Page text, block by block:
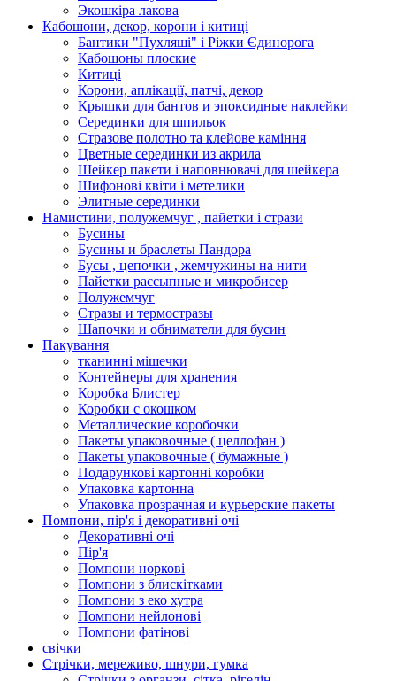
Экошкiра лакова
Кабошони, декор, корони і китиці
Бантики "Пухляші" і Ріжки Єдинорога
Кабошоны плоские
Китиці
Корони, аплікації, патчі, декор
Крышки для бантов и эпоксидные наклейки
Серединки для шпильок
Стразове полотно та клейове каміння
Цветные серединки из акрила
Шейкер пакети і наповнювачі для шейкера
Шифонові квіти і метелики
Элитные серединки
Намистини, полужемчуг , пайетки і стрази
Бусины
Бусины и браслеты Пандора
Бусы , цепочки , жемчужины на нити
Пайетки рассыпные и микробисер
Полужемчуг
Стразы и термостразы
Шапочки и обниматели для бусин
Пакування
тканинні мішечки
Контейнеры для хранения
Коробка Блистер
Коробки с окошком
Металлические коробочки
Пакеты упаковочные ( целлофан )
Пакеты упаковочные ( бумажные )
Подарункові картонні коробки
Упаковка картонна
Упаковка прозрачная и курьерские пакеты
Помпони, пір'я і декоративні очі
Декоративні очі
Пір'я
Помпони норкові
Помпони з блискітками
Помпони з еко хутра
Помпони нейлонові
Помпони фатінові
свічки
Стрічки, мереживо, шнури, гумка